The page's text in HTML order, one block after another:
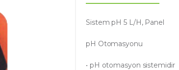
Sistem pH 5 L/H, Panel
pH Otomasyonu
• pH otomasyon sistemidir